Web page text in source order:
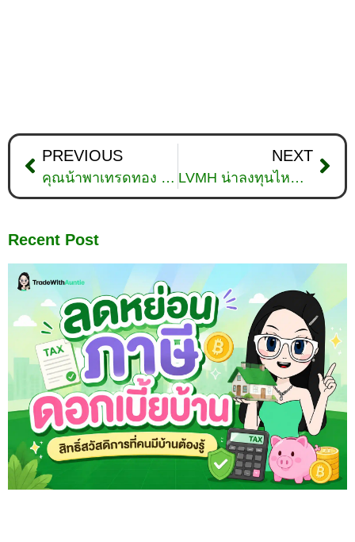
PREVIOUS
คุณน้าพาเทรดทอง : วิเคราะห์ทองคำวันที่ 13 กันยายน 2566
NEXT
LVMH น่าลงทุนไหม ? Luxury Brand สุดหรูกับอิทธิพล K-POP
Recent Post